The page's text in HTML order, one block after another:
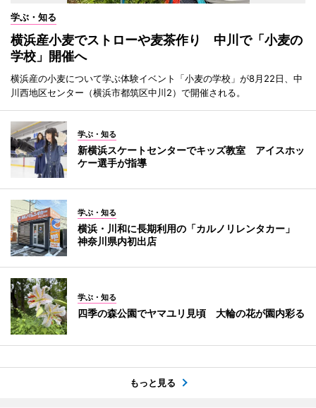
学ぶ・知る
横浜産小麦でストローや麦茶作り 中川で「小麦の
学校」開催へ
横浜産の小麦について学ぶ体験イベント「小麦の学校」が8月22日、中
川西地区センター（横浜市都筑区中川2）で開催される。
学ぶ・知る
新横浜スケートセンターでキッズ教室 アイスホッ
ケー選手が指導
学ぶ・知る
横浜・川和に長期利用の「カルノリレンタカー」
神奈川県内初出店
学ぶ・知る
四季の森公園でヤマユリ見頃 大輪の花が園内彩る
もっと見る